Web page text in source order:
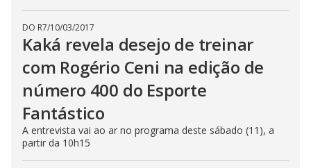
DO R7/10/03/2017
Kaká revela desejo de treinar
com Rogério Ceni na edição de
número 400 do Esporte
Fantástico
A entrevista vai ao ar no programa deste sábado (11), a
partir da 10h15